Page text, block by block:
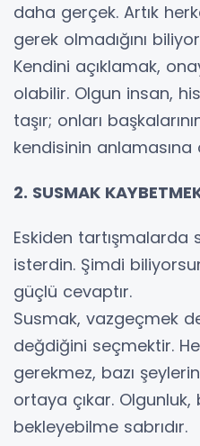
daha gerçek. Artık
gerek olmadığını
Kendini açıklamak,
olabilir. Olgun insan,
taşır; onları
kendisinin anlamasına
2. SUSMAK
Eskiden tartışmalarda
isterdin. Şimdi
güçlü cevaptır.
Susmak, vazgeçmek
değdiğini seçmektir.
gerekmez, bazı
ortaya çıkar. Olgunluk,
bekleyebilme sabrıdır.